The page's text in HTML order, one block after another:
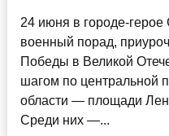
24 июня в городе-герое
военный порад,
Победы в Великой
шагом по центральной
области — площади
Среди них —...